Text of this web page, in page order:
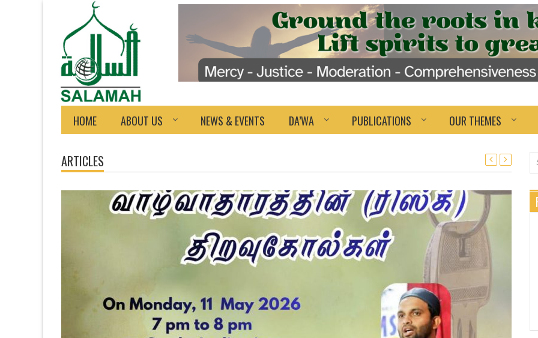
HOME ABOUT US NEWS & EVENTS DA’WA PUBLICATIONS OUR THEMES
ARTICLES